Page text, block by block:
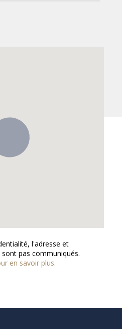
l'adresse et
pas communiqués.
en savoir plus.